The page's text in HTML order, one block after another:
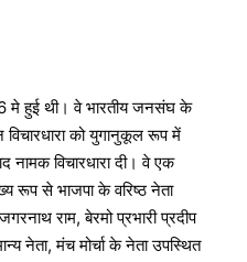
मे हुई थी। वे भारतीय जनसंघ के
विचारधारा को युगानुकूल रूप में
नामक विचारधारा दी। वे एक
रूप से भाजपा के वरिष्ठ नेता
राम, बेरमो प्रभारी प्रदीप
नेता, मंच मोर्चा के नेता उपस्थित